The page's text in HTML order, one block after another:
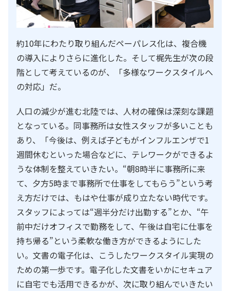
約10年にわたり取り組んだペーパレス化は、複合機
の導入によりさらに進化した。そして梶先生が次の段
階として考えているのが、「多様なワークスタイルへ
の対応」だ。
人口の減少が進む北陸では、人材の確保は深刻な課題
となっている。同事務所は女性スタッフが多いことも
あり、「今後は、例えば子どもがインフルエンザで1
週間休むといった場合などに、テレワークができるよ
うな体制を整えていきたい。“朝8時半に事務所に来
て、夕方5時まで事務所で仕事をしてもらう”という考
え方だけでは、もはや仕事が成り立たない時代です。
スタッフによっては“週半分だけ出勤する”とか、“午
前中だけオフィスで勤務をして、午後は自宅に仕事を
持ち帰る”という柔軟な働き方ができるようにした
い。文書の電子化は、こうしたワークスタイル実現の
ための第一歩です。電子化した文書をいかにセキュア
に自宅でも活用できるかが、次に取り組んでいきたい